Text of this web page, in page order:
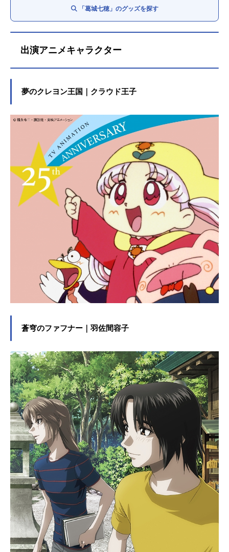
「葛城七穂」のグッズを探す
出演アニメキャラクター
夢のクレヨン王国｜クラウド王子
蒼穹のファフナー｜羽佐間容子